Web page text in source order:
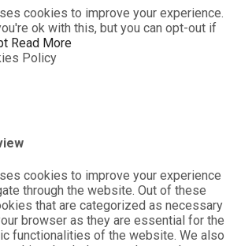
cookies to improve your experience.
ok with this, but you can opt-out if
Read More
Policy
cookies to improve your experience
through the website. Out of these
that are categorized as necessary
browser as they are essential for the
functionalities of the website. We also